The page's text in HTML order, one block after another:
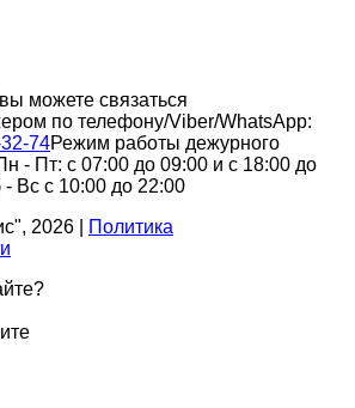
можете связаться
по телефону/Viber/WhatsApp:
74Режим работы дежурного
- Пт: с 07:00 до 09:00 и с 18:00 до
Вс с 10:00 до 22:00
2026
Политика